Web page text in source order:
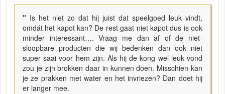
" Is het niet zo dat hij juist dat speelgoed leuk vindt,
omdát het kapot kan? De rest gaat niet kapot dus is ook
minder interessant…. Vraag me dan af of de niet-
sloopbare producten die wij bedenken dan ook niet
super saai voor hem zijn. Als hij de kong wel leuk vond
zou je zijn brokken daar in kunnen doen. Misschien kan
je ze prakken met water en het invriezen? Dan doet hij
er langer mee.